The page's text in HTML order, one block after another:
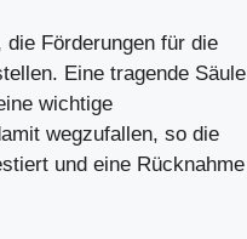
Förderungen für die
Eine tragende Säule
wichtige
wegzufallen, so die
und eine Rücknahme